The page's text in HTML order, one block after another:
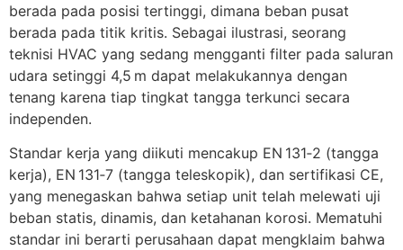
berada pada posisi tertinggi, dimana beban pusat
berada pada titik kritis. Sebagai ilustrasi, seorang
teknisi HVAC yang sedang mengganti filter pada saluran
udara setinggi 4,5 m dapat melakukannya dengan
tenang karena tiap tingkat tangga terkunci secara
independen.
Standar kerja yang diikuti mencakup EN 131‑2 (tangga
kerja), EN 131‑7 (tangga teleskopik), dan sertifikasi CE,
yang menegaskan bahwa setiap unit telah melewati uji
beban statis, dinamis, dan ketahanan korosi. Mematuhi
standar ini berarti perusahaan dapat mengklaim bahwa